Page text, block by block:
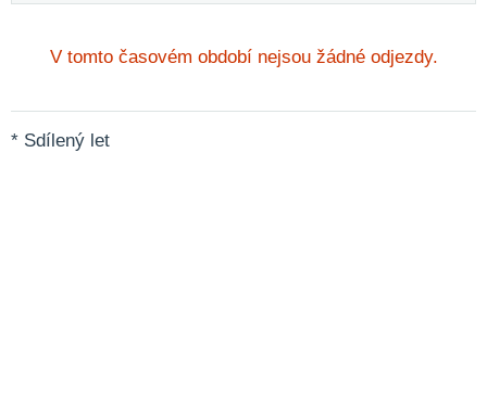
V tomto časovém období nejsou žádné odjezdy.
* Sdílený let